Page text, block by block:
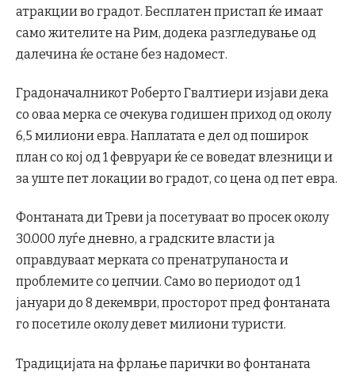
атракции во градот. Бесплатен пристап ќе имаат
само жителите на Рим, додека разгледување од
далечина ќе остане без надомест.
Градоначалникот Роберто Гвалтиери изјави дека
со оваа мерка се очекува годишен приход од околу
6,5 милиони евра. Наплатата е дел од поширок
план со кој од 1 февруари ќе се воведат влезници и
за уште пет локации во градот, со цена од пет евра.
Фонтаната ди Треви ја посетуваат во просек околу
30.000 луѓе дневно, а градските власти ја
оправдуваат мерката со пренатрупаноста и
проблемите со џепчии. Само во периодот од 1
јануари до 8 декември, просторот пред фонтаната
го посетиле околу девет милиони туристи.
Традицијата на фрлање парички во фонтаната